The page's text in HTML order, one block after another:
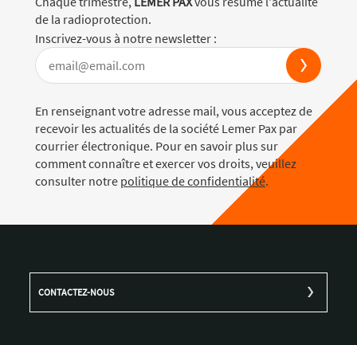
de la radioprotection.
Inscrivez-vous à notre newsletter :
En renseignant votre adresse mail, vous acceptez de
recevoir les actualités de la société Lemer Pax par
courrier électronique. Pour en savoir plus sur
comment connaître et exercer vos droits, veuillez
consulter notre politique de confidentialité.
CONTACTEZ-NOUS